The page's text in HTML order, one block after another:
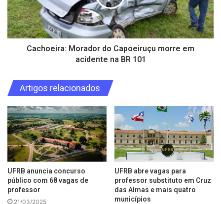
Cachoeira: Morador do Capoeiruçu morre em
acidente na BR 101
Artigos relacionados
UFRB anuncia concurso
público com 68 vagas de
professor
21/03/2025
UFRB abre vagas para
professor substituto em Cruz
das Almas e mais quatro
municípios